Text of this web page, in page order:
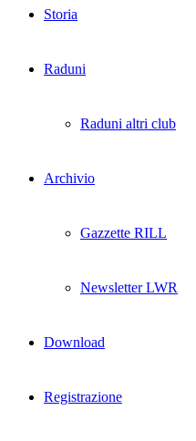
Storia
Raduni
Raduni altri club
Archivio
Gazzette RILL
Newsletter LWR
Download
Registrazione